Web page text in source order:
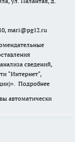
mari@pg12.ru
сведений,
"Интернет",
Подробнее
автоматически